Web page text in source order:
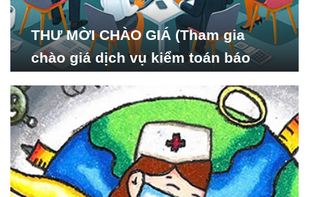
THƯ MỜI CHÀO GIÁ (Tham gia
chào giá dịch vụ kiểm toán báo
Nghiên cứu Phát triển Xã
hội_ISDS)